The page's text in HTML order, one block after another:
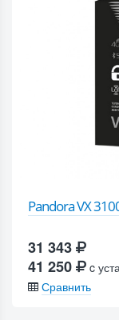
Pandora VX
31 343
41 250
c
Сравнить